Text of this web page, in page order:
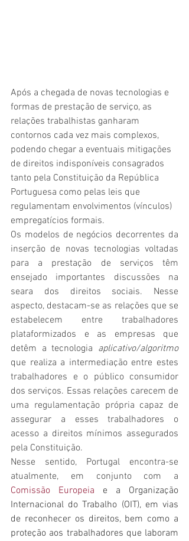
Após a chegada de novas tecnologias e
formas de prestação de serviço, as
relações trabalhistas ganharam
contornos cada vez mais complexos,
podendo chegar a eventuais mitigações
de direitos indisponíveis consagrados
tanto pela Constituição da República
Portuguesa como pelas leis que
regulamentam envolvimentos (vínculos)
empregatícios formais.
Os modelos de negócios decorrentes da
inserção de novas tecnologias voltadas
para a prestação de serviços têm
ensejado importantes discussões na
seara dos direitos sociais. Nesse
aspecto, destacam-se as relações que se
estabelecem entre trabalhadores
plataformizados e as empresas que
detêm a tecnologia aplicativo/algoritmo
que realiza a intermediação entre estes
trabalhadores e o público consumidor
dos serviços. Essas relações carecem de
uma regulamentação própria capaz de
assegurar a esses trabalhadores o
acesso a direitos mínimos assegurados
pela Constituição.
Nesse sentido, Portugal encontra-se
Comissão Europeia e a Organização
Internacional do Trabalho (OIT), em vias
de reconhecer os direitos, bem como a
proteção aos trabalhadores que laboram